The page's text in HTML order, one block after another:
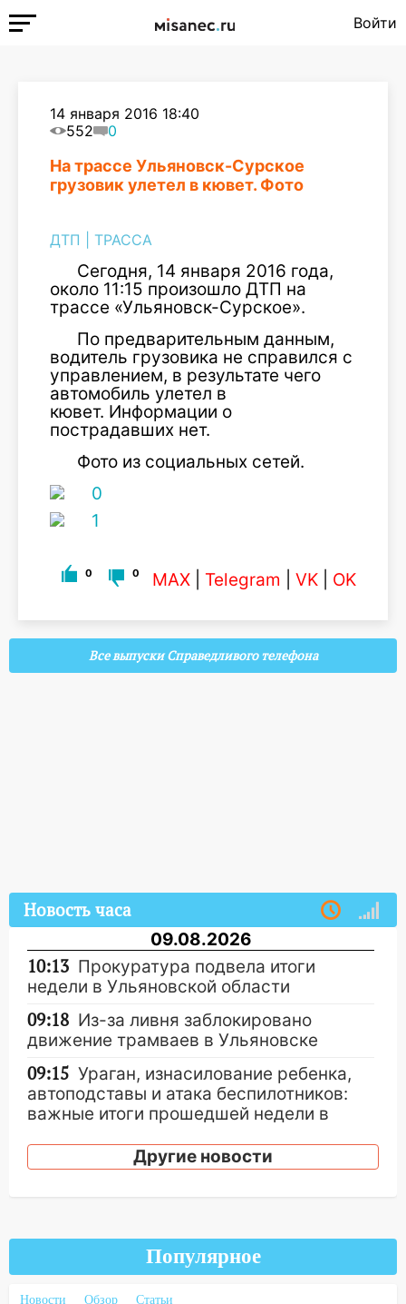
Войти
14 января 2016 18:40
552
0
На трассе Ульяновск-Сурское
грузовик улетел в кювет. Фото
ДТП ТРАССА
Сегодня, 14 января 2016 года,
около 11:15 произошло ДТП на
трассе «Ульяновск-Сурское».
По предварительным данным,
водитель грузовика не справился с
управлением, в результате чего
автомобиль улетел в
кювет. Информации о
пострадавших нет.
Фото из социальных сетей.
0 0 MAX Telegram VK OK
Все выпуски Справедливого телефона
Новость часа
09.08.2026
10:13 Прокуратура подвела итоги
недели в Ульяновской области
09:18 Из-за ливня заблокировано
движение трамваев в Ульяновске
09:15 Ураган, изнасилование ребенка,
автоподставы и атака беспилотников:
важные итоги прошедшей недели в
08:20 В Ульяновске восстановили
08:19 Внимание! В Цильнинском районе
пропал 67-летний мужчина
08:11
На Ульяновск снова надвигается
Другие новости
Популярное
Новости Обзор
Статьи